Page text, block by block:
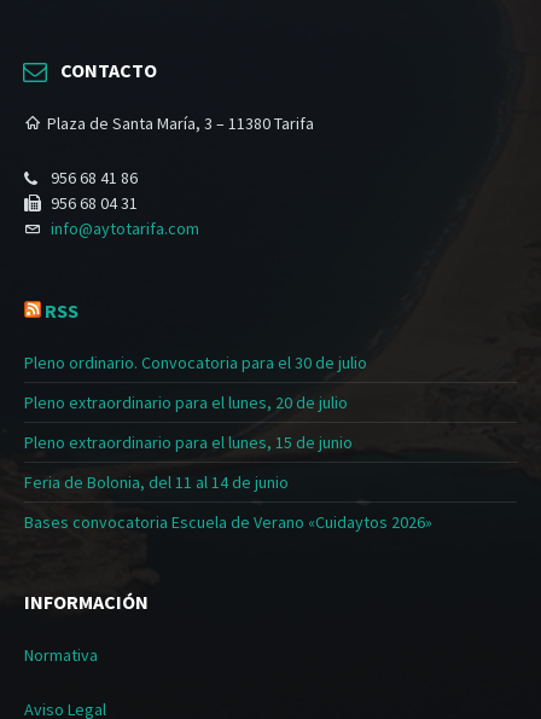
CONTACTO
Plaza de Santa María, 3 – 11380 Tarifa
956 68 41 86
956 68 04 31
info@aytotarifa.com
RSS
Pleno ordinario. Convocatoria para el 30 de julio
Pleno extraordinario para el lunes, 20 de julio
Pleno extraordinario para el lunes, 15 de junio
Feria de Bolonia, del 11 al 14 de junio
Bases convocatoria Escuela de Verano «Cuidaytos 2026»
INFORMACIÓN
Normativa
Aviso Legal